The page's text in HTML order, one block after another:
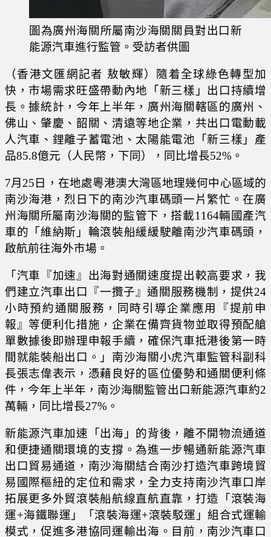
圖為廣州海關所屬南沙海關關員對出口新
能源汽車進行監管。受訪者供圖
（香港文匯網記者 敖敏輝）隨着全球綠色轉型加
快，市場需求旺盛帶動內地「新三樣」出口持續增
長。據統計，今年上半年，廣州海關轄區的廣州、
佛山、肇慶、韶關、清遠等地企業，共出口電動載
人汽車、鋰離子蓄電池、太陽能電池「新三樣」產
品85.8億元（人民幣，下同），同比增長52%。
7月25日，在地處粵港澳大灣區地理幾何中心區域的
南沙海港，烈日下的南沙汽車碼頭一片繁忙。在廣
州海關所屬南沙海關的監管下，搭載1164輛國產汽
車的「維納斯」輪滾裝船緩緩駛離南沙汽車碼頭，
啟航前往海外市場。
「汽車『加速』出海對通關速度提出較高要求，我
們建立汽車出口『一攬子』通關服務機制，提供24
小時預約通關服務，同時引導企業應用『提前申
報』等便利化措施，企業在備齊貨物並取得預配艙
單數據後即辦理申報手續，確保汽車抵港後第一時
間就能裝船出口。」南沙海關小虎汽車監管科副科
長張志偉表示，憑藉良好的區位優勢和通關便利條
件，今年上半年，南沙海關監管出口新能源汽車約2
萬輛，同比增長27%。
新能源汽車加速「出海」的背後，離不開物流通道
和便捷通關環境的支撐。為進一步暢通新能源汽車
出口貿易通道，南沙海關結合南沙打造汽車跨境貿
易國際樞紐的定位和需求，全力支持南沙汽車口岸
拓展更多外貿滾裝船航線直航直靠，打造「滾裝海
運+海鐵聯運」「滾裝海運+滾裝駁運」組合式運輸
模式，促進多港協同運輸出海。目前，南沙汽車口